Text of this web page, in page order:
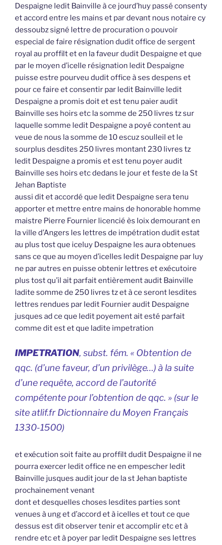
Despaigne ledit Bainville à ce jourd’huy passé consenty
et accord entre les mains et par devant nous notaire cy
dessoubz signé lettre de procuration o pouvoir
especial de faire résignation dudit office de sergent
royal au proffilt et en la faveur dudit Despaigne et que
par le moyen d’icelle résignation ledit Despaigne
puisse estre pourveu dudit office à ses despens et
pour ce faire et consentir par ledit Bainville ledit
Despaigne a promis doit et est tenu paier audit
Bainville ses hoirs etc la somme de 250 livres tz sur
laquelle somme ledit Despaigne a poyé content au
veue de nous la somme de 10 escuz soulleil et le
sourplus desdites 250 livres montant 230 livres tz
ledit Despaigne a promis et est tenu poyer audit
Bainville ses hoirs etc dedans le jour et feste de la St
Jehan Baptiste
aussi dit et accordé que ledit Despaigne sera tenu
apporter et mettre entre mains de honorable homme
maistre Pierre Fournier licencié ès loix demourant en
la ville d’Angers les lettres de impétration dudit estat
au plus tost que iceluy Despaigne les aura obtenues
sans ce que au moyen d’icelles ledit Despaigne par luy
ne par autres en puisse obtenir lettres et exécutoire
plus tost qu’il ait parfait entièrement audit Bainville
ladite somme de 250 livres tz et à ce seront lesdites
lettres rendues par ledit Fournier audit Despaigne
jusques ad ce que ledit poyement ait esté parfait
comme dit est et que ladite impetration
IMPETRATION, subst. fém. « Obtention de
qqc. (d’une faveur, d’un privilège…) à la suite
d’une requête, accord de l’autorité
compétente pour l’obtention de qqc. » (sur le
site atlif.fr Dictionnaire du Moyen Français
1330-1500)
et exécution soit faite au proffilt dudit Despaigne il ne
pourra exercer ledit office ne en empescher ledit
Bainville jusques audit jour de la st Jehan baptiste
prochainement venant
dont et desquelles choses lesdites parties sont
venues à ung et d’accord et à icelles et tout ce que
dessus est dit observer tenir et accomplir etc et à
rendre etc et à poyer par ledit Despaigne ses lettres